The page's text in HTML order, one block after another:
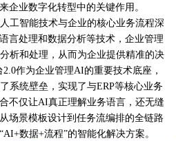
企业数字化转型中的关键作用。
工智能技术与企业的核心业务流程深
言处理和数据分析等技术，企业管理
析和处理，从而为企业提供精准的决
作为企业管理AI的重要技术底座，
系统壁垒，实现了与ERP等核心业务
不仅让AI真正理解业务语言，还无缝
场景模板设计到任务流编排的全链路
数据+流程”的智能化解决方案。